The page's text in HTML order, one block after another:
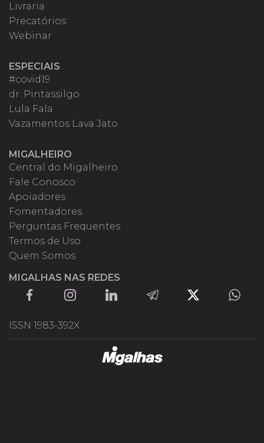
Livraria
Precatórios
Webinar
ESPECIAIS
#covid19
dr. Pintassilgo
Lula Fala
Vazamentos Lava Jato
MIGALHEIRO
Central do Migalheiro
Fale Conosco
Apoiadores
Fomentadores
Perguntas Frequentes
Termos de Uso
Quem Somos
MIGALHAS NAS REDES
ISSN 1983-392X